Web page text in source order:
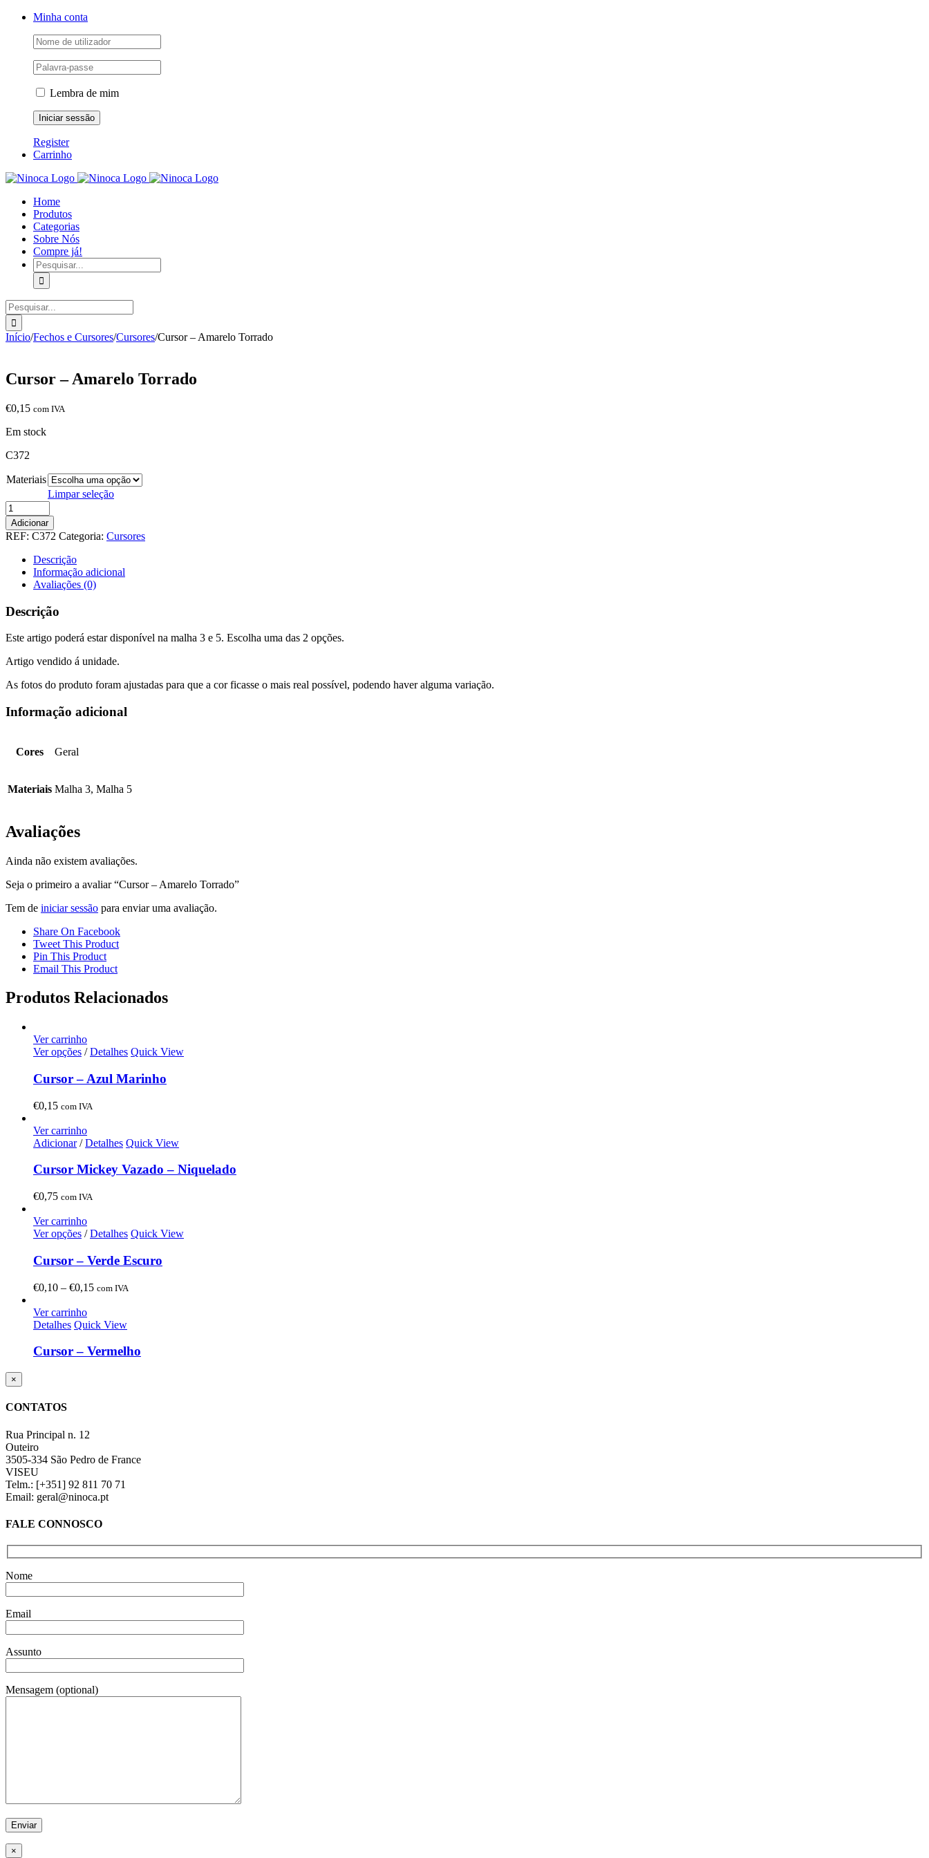
Skip
Facebook
Instagram
YouTubeMinha conta
Lembra de mim
Register
Carrinho
Home
Produtos
Categorias
Sobre Nós
Compre já!
Pesquisar
Pesquisar
Início/Fechos e Cursores/Cursores/Cursor – Amarelo Torrado
Cursor – Amarelo Torrado
€0,15 com IVA
Em stock
C372
Materiais
Limpar seleção
Quantidade
de
Cursor
-
Amarelo
Torrado
Adicionar
REF: C372 Categoria: Cursores
Descrição
Informação adicional
Avaliações (0)
Descrição
Este artigo poderá estar disponível na malha 3 e 5. Escolha uma das 2 opções.
Artigo vendido á unidade.
As fotos do produto foram ajustadas para que a cor ficasse o mais real possível, podendo haver alguma variação.
Informação adicional
Cores Geral
Materiais Malha 3, Malha 5
Avaliações
Ainda não existem avaliações.
Seja o primeiro a avaliar “Cursor – Amarelo Torrado”
Tem de iniciar sessão para enviar uma avaliação.
Share On Facebook
Tweet This Product
Pin This Product
Email This Product
Produtos Relacionados
Ver carrinho
Ver opções / Detalhes Quick View
Cursor – Azul Marinho
€0,15 com IVA
Ver carrinho
Adicionar/ Detalhes Quick View
Cursor Mickey Vazado – Niquelado
€0,75 com IVA
Ver carrinho
Ver opções / Detalhes Quick View
Cursor – Verde Escuro
€0,10 – €0,15Price
through
com IVA
Ver carrinho
Detalhes Quick View
Cursor – Vermelho
Close
product
view
×
CONTATOS
Rua Principal n. 12
Outeiro
3505-334 São Pedro de France
VISEU
Telm.: [+351] 92 811 70 71
Email: geral@ninoca.pt
FALE CONNOSCO
Nome
Email
Assunto
Mensagem (optional)
×